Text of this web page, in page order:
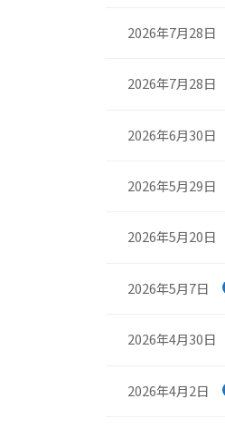
2026年7月28日
2026年7月28日
2026年6月30日
2026年5月29日
2026年5月20日
2026年5月7日
2026年4月30日
2026年4月2日